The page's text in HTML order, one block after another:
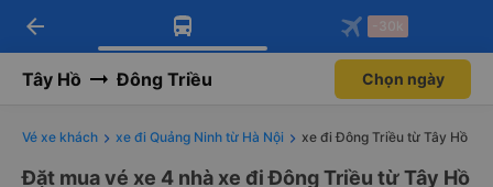
Tải app Vexere ngay!
Nhận ưu đãi thành viên độc
Mở app
Tải app Vexere
-30k/ghế khi đặt vé máy bay qua
Mở app
arrow_back -30k
Tây Hồ Đông Triều Chọn ngày
Vé xe khách xe đi Quảng Ninh từ Hà Nội xe đi Đông Triều từ Tây Hồ
Đặt mua vé xe 4 nhà xe đi Đông Triều từ Tây Hồ